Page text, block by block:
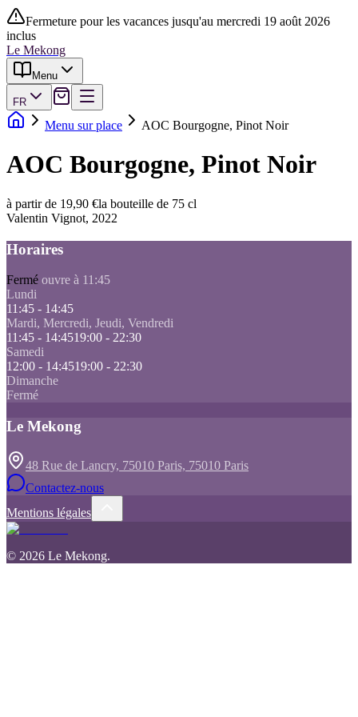
Fermeture pour les vacances jusqu'au mercredi 19 août 2026
inclus
Le Mekong
Menu
FR
Menu sur place AOC Bourgogne, Pinot Noir
AOC Bourgogne, Pinot Noir
à partir de 19,90 €la bouteille de 75 cl
Valentin Vignot, 2022
Horaires
Fermé ouvre à 11:45
Lundi
11:45 - 14:45
Mardi, Mercredi, Jeudi, Vendredi
11:45 - 14:4519:00 - 22:30
Samedi
12:00 - 14:4519:00 - 22:30
Dimanche
Fermé
Le Mekong
48 Rue de Lancry, 75010 Paris, 75010 Paris
Contactez-nous
Mentions légales
© 2026 Le Mekong.